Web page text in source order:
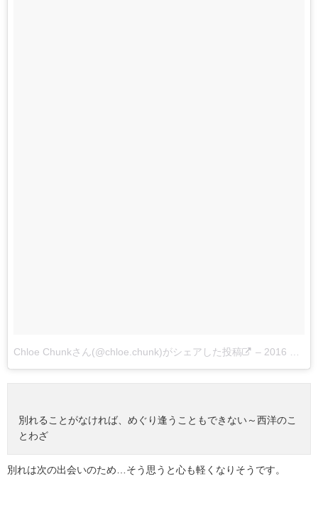
Chloe Chunkさん(@chloe.chunk)がシェアした投稿 – 2016 9月 16 7:47午前 PDT
別れることがなければ、めぐり逢うこともできない～西洋のこ
とわざ
別れは次の出会いのため…そう思うと心も軽くなりそうです。